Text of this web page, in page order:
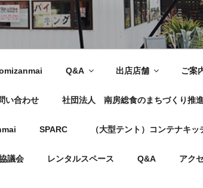
Q&A 出店店舗 ご案
い合わせ 社団法人 南房総食のまちづくり推
SPARC （大型テント）コンテナキッ
議会 レンタルスペース Q&A アク